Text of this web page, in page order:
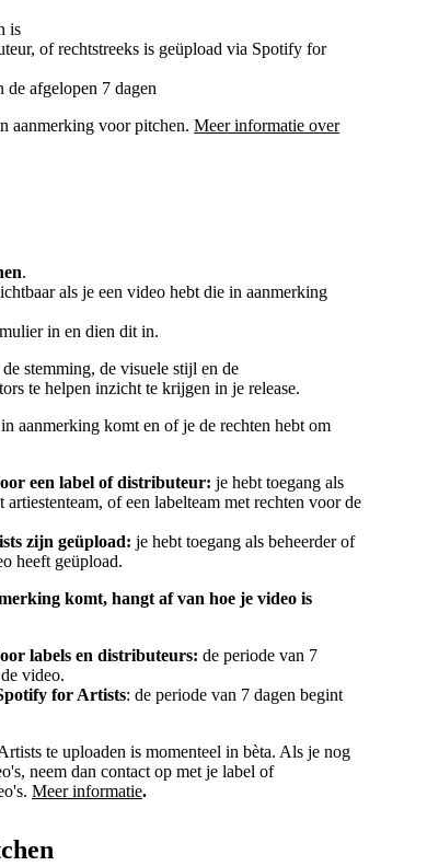
is
of rechtstreeks is geüpload via Spotify for
afgelopen 7 dagen
aanmerking voor pitchen. Meer informatie over
.
als je een video hebt die in aanmerking
in en dien dit in.
stemming, de visuele stijl en de
te helpen inzicht te krijgen in je release.
aanmerking komt en of je de rechten hebt om
een label of distributeur: je hebt toegang als
artiestenteam, of een labelteam met rechten voor de
zijn geüpload: je hebt toegang als beheerder of
heeft geüpload.
komt, hangt af van hoe je video is
labels en distributeurs: de periode van 7
video.
for Artists: de periode van 7 dagen begint
te uploaden is momenteel in bèta. Als je nog
neem dan contact op met je label of
Meer informatie.